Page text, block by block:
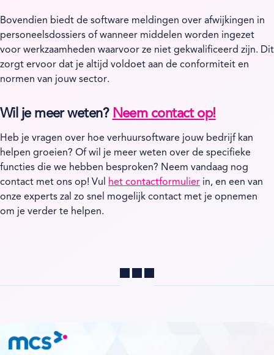
Bovendien biedt de software meldingen over afwijkingen in
personeelsdossiers of wanneer middelen worden ingezet
voor werkzaamheden waarvoor ze niet gekwalificeerd zijn. Dit
zorgt ervoor dat je altijd voldoet aan de conformiteit en
normen van jouw sector.
Wil je meer weten? Neem contact op!
Heb je vragen over hoe verhuursoftware jouw bedrijf kan
helpen groeien? Of wil je meer weten over de specifieke
functies die we hebben besproken? Neem vandaag nog
contact met ons op! Vul
het contactformulier in, en een van
onze experts zal zo snel mogelijk contact met je opnemen
om je verder te helpen.